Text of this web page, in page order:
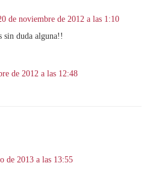
de noviembre de 2012 a las 1:10
sin duda alguna!!
de 2012 a las 12:48
de 2013 a las 13:55